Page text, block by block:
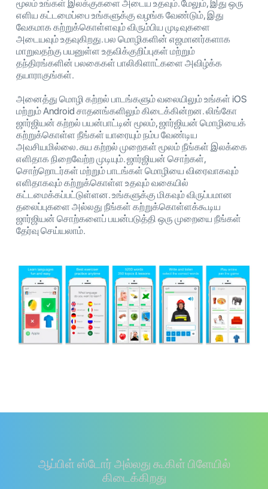
மூலம் உங்கள் இலக்குகளை அடைய உதவும். மேலும், இது ஒரு
எளிய கட்டமைப்பை உங்களுக்கு வழங்க வேண்டும், இது
வேகமாக கற்றுக்கொள்ளவும் விரும்பிய முடிவுகளை
அடையவும் உதவுகிறது. பல மொழிகளின் எஜமானர்களாக
மாறுவதற்கு பயனுள்ள உதவிக்குறிப்புகள் மற்றும்
தந்திரங்களின் பலகைகள் பாலிகிளாட்களை அவிழ்க்க
தயாராகுங்கள்.
அனைத்து மொழி கற்றல் பாடங்களும் வலையிலும் உங்கள் iOS
மற்றும் Android சாதனங்களிலும் கிடைக்கின்றன. லிங்கோ
ஜார்ஜியன் கற்றல் பயன்பாட்டின் மூலம், ஜார்ஜியன் மொழியைக்
கற்றுக்கொள்ள நீங்கள் யாரையும் நம்ப வேண்டிய
அவசியமில்லை. சுய கற்றல் முறைகள் மூலம் நீங்கள் இலக்கை
எளிதாக நிறைவேற்ற முடியும். ஜார்ஜியன் சொற்கள்,
சொற்றொடர்கள் மற்றும் பாடங்கள் மொழியை விரைவாகவும்
எளிதாகவும் கற்றுக்கொள்ள உதவும் வகையில்
கட்டமைக்கப்பட்டுள்ளன. உங்களுக்கு மிகவும் விருப்பமான
தலைப்புகளை அல்லது நீங்கள் கற்றுக்கொள்ளக்கூடிய
ஜார்ஜியன் சொற்களைப் பயன்படுத்தி ஒரு முறையை நீங்கள்
தேர்வு செய்யலாம்.
ஆப்பிள் ஸ்டோர் அல்லது கூகிள் பிளேயில்
கிடைக்கிறது